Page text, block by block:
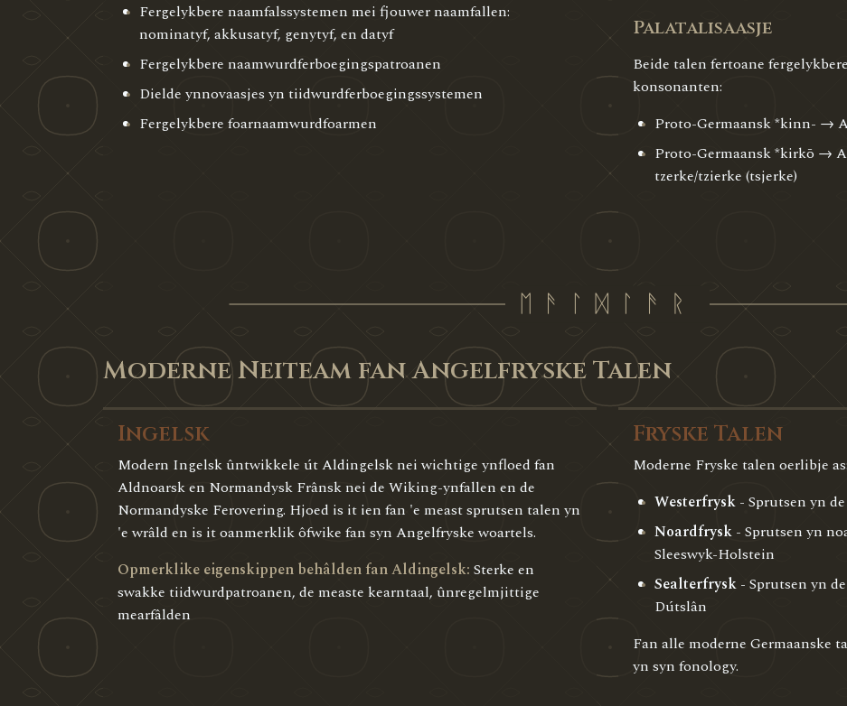
Fergelykbere naamfalssystemen mei fjouwer naamfallen:
nominatyf, akkusatyf, genytyf, en datyf
Fergelykbere naamwurdferboegingspatroanen
Dielde ynnovaasjes yn tiidwurdferboegingssystemen
Fergelykbere foarnaamwurdfoarmen
Palatalisaasje
Beide talen fertoane
konsonanten:
Proto-Germaansk *kinn- →
Proto-Germaansk *kirkō →
tzerke/tzierke (tsjerke)
Moderne Neiteam fan Angelfryske Talen
Ingelsk
Modern Ingelsk ûntwikkele út Aldingelsk nei wichtige ynfloed fan
Aldnoarsk en Normandysk Frânsk nei de Wiking-ynfallen en de
Normandyske Ferovering. Hjoed is it ien fan 'e meast sprutsen talen yn
'e wrâld en is it oanmerklik ôfwike fan syn Angelfryske woartels.
Opmerklike eigenskippen behâlden fan Aldingelsk: Sterke en
swakke tiidwurdpatroanen, de measte kearntaal, ûnregelmjittige
mearfâlden
Fryske Talen
Moderne Fryske talen oerlibje as:
Westerfrysk - Sprutsen yn
Noardfrysk - Sprutsen yn
Sleeswyk-Holstein
Sealterfrysk - Sprutsen yn
Dútslân
Fan alle moderne
yn syn fonology.